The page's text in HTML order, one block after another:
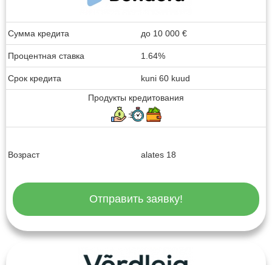
Сумма кредита до 10 000 €
Процентная ставка 1.64%
Срок кредита
kuni 60 kuud
Продукты кредитования
Возраст alates 18
Отправить заявку!